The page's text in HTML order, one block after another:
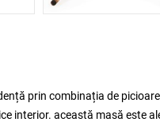
prin combinația de
interior. această masă este